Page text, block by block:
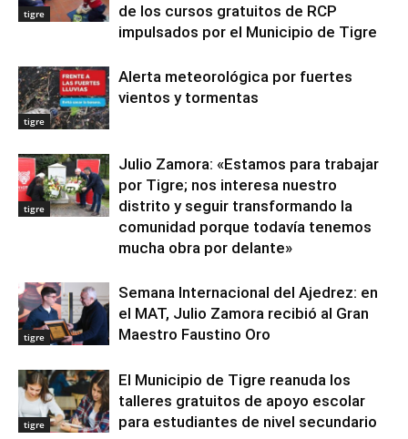
tigre
de los cursos gratuitos de RCP
impulsados por el Municipio de Tigre
tigre
Alerta meteorológica por fuertes
vientos y tormentas
tigre
Julio Zamora: «Estamos para trabajar
por Tigre; nos interesa nuestro
distrito y seguir transformando la
comunidad porque todavía tenemos
mucha obra por delante»
tigre
Semana Internacional del Ajedrez: en
el MAT, Julio Zamora recibió al Gran
Maestro Faustino Oro
tigre
El Municipio de Tigre reanuda los
talleres gratuitos de apoyo escolar
para estudiantes de nivel secundario